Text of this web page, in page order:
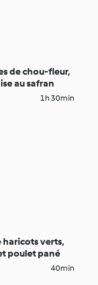
de chou-fleur,
au safran
1h 30min
haricots verts,
poulet pané
40min